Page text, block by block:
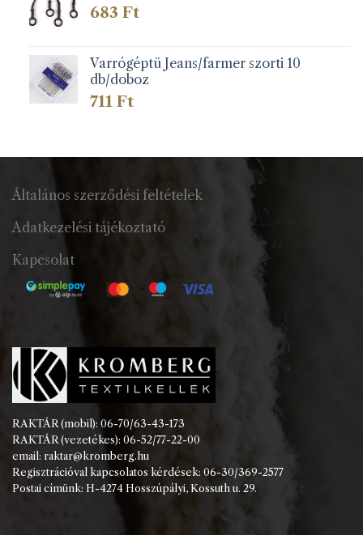
683 Ft
Varrógéptü Jeans/farmer szorti 10
db/doboz
711 Ft
Általános szerződési feltételek
Adatkezelési tájékoztató
Kapcsolat
RAKTÁR (mobil): 06-70/63-43-173
RAKTÁR (vezetékes): 06-52/77-22-00
email: raktar@kromberg.hu
Regisztrációval kapcsolatos kérdések: 06-30/369-2577
Postai címünk: H-4274 Hosszúpályi, Kossuth u. 29.